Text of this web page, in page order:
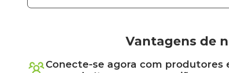
Vantagens de
Conecte-se agora com produtores